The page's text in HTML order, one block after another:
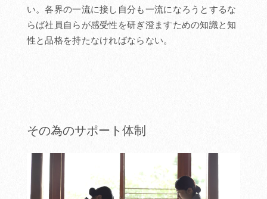
い。各界の一流に接し自分も一流になろうとするな
らば社員自らが感受性を研ぎ澄ますための知識と知
性と品格を持たなければならない。
その為のサポート体制